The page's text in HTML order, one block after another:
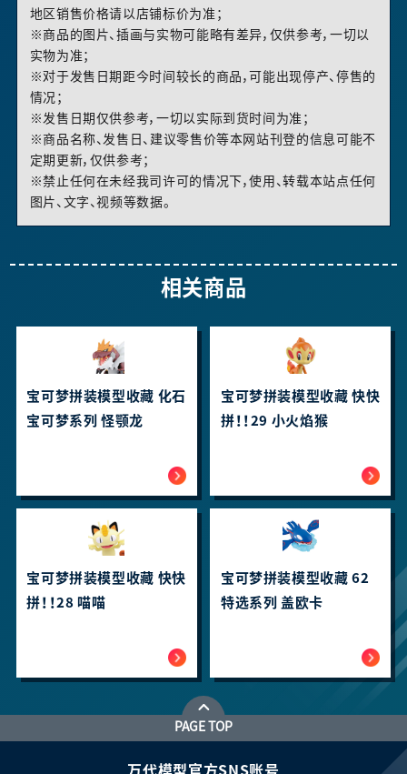
地区销售价格请以店铺标价为准；
※商品的图片、插画与实物可能略有差异，仅供参考，一切以
实物为准；
※对于发售日期距今时间较长的商品，可能出现停产、停售的
情况；
※发售日期仅供参考，一切以实际到货时间为准；
※商品名称、发售日、建议零售价等本网站刊登的信息可能不
定期更新，仅供参考；
※禁止任何在未经我司许可的情况下，使用、转载本站点任何
图片、文字、视频等数据。
相关商品
宝可梦拼装模型收藏 化石
宝可梦系列 怪颚龙
宝可梦拼装模型收藏 快快
拼！！29 小火焰猴
宝可梦拼装模型收藏 快快
拼！！28 喵喵
宝可梦拼装模型收藏 62
特选系列 盖欧卡
PAGE TOP
万代模型官方SNS账号